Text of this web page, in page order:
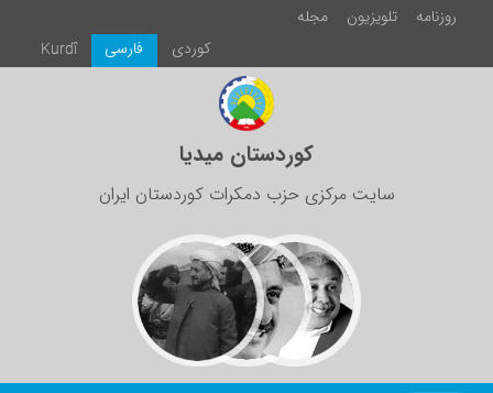
روزنامە تلویزیون
مجلە
Kurdî
فارسی كوردی
کوردستان میدیا
سایت مرکزی حزب دمکرات کوردستان ایران